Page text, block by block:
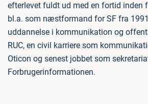
efterlevet fuldt ud med en fortid inden
bl.a. som næstformand for SF fra
uddannelse i kommunikation og
RUC, en civil karriere som
Oticon og senest jobbet som
Forbrugerinformationen.